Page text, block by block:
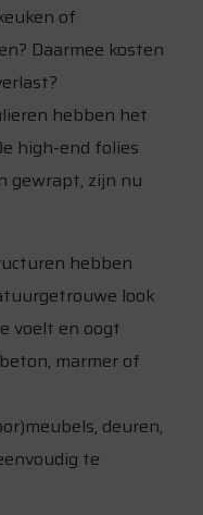
of
Daarmee kosten
hebben het
high-end folies
gewrapt, zijn nu
hebben
look
voelt en oogt
marmer of
deuren,
te